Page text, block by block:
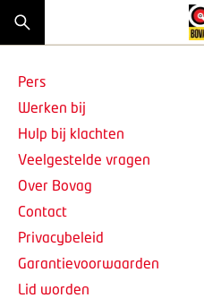
Pers
Werken bij
Hulp bij klachten
Veelgestelde vragen
Over Bovag
Contact
Privacybeleid
Garantievoorwaarden
Lid worden